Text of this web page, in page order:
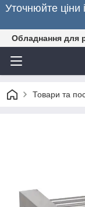
Уточнюйте ціни
Обладнання для
Товари та